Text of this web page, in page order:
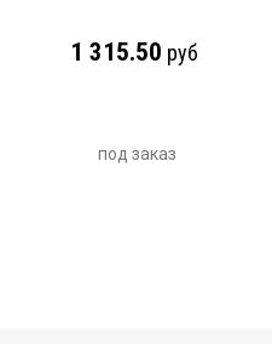
1 315.50 руб
под заказ